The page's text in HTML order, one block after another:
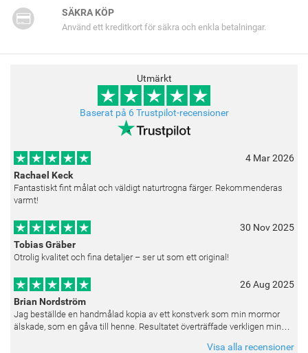
SÄKRA KÖP
Använd ett kreditkort för säkra och enkla betalningar.
Utmärkt
Baserat på 6 Trustpilot-recensioner
4 Mar 2026
Rachael Keck
Fantastiskt fint målat och väldigt naturtrogna färger. Rekommenderas
varmt!
30 Nov 2025
Tobias Gräber
Otrolig kvalitet och fina detaljer – ser ut som ett original!
26 Aug 2025
Brian Nordström
Jag beställde en handmålad kopia av ett konstverk som min mormor
älskade, som en gåva till henne. Resultatet överträffade verkligen mina
Visa alla recensioner